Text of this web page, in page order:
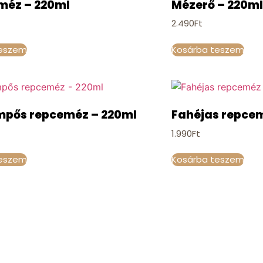
– 220ml Mézerő – 220ml
2.490Ft
Kosárba teszem
repceméz – 220ml Fahéjas
1.990Ft
Kosárba teszem